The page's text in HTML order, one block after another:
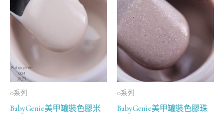
0系列
BabyGenie美甲罐裝色膠米
0系列
BabyGenie美甲罐裝色膠珠